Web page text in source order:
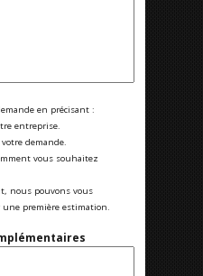
en précisant :
entreprise.
demande.
vous souhaitez
nous pouvons vous
une première estimation.